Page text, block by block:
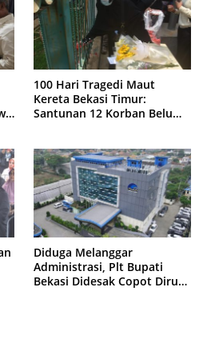
100 Hari Tragedi Maut
Kereta Bekasi Timur:
Santunan 12 Korban Belum
Diduga Melanggar
Administrasi, Plt Bupati
Bekasi Didesak Copot Dirum